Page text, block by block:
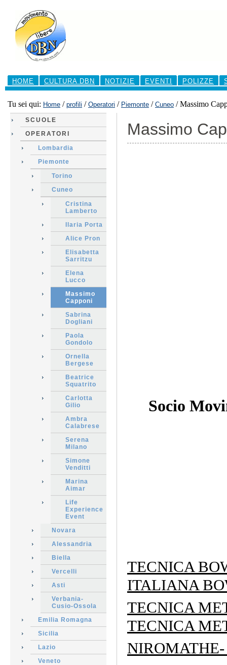
contenuti.
navigazione
Sezioni
HOME
CULTURA DBN NOTIZIE EVENTI POLIZZE
Tu sei qui: Home / profili / Operatori / Piemonte / Cuneo /Massimo
SCUOLE
OPERATORI
Lombardia
Piemonte
Torino
Cuneo
Cristina
Lamberto
Ilaria Porta
Alice Pron
Elisabetta
Sarritzu
Elena
Lucco
Massimo
Capponi
Sabrina
Dogliani
Paola
Gondolo
Ornella
Bergese
Beatrice
Squatrito
Carlotta
Gilio
Ambra
Calabrese
Serena
Milano
Simone
Venditti
Marina
Aimar
Life
Experience
Event
Novara
Alessandria
Biella
Vercelli
Asti
Verbania-
Cusio-Ossola
Emilia Romagna
Sicilia
Lazio
Veneto
Massimo
Socio
TECNICA
ITALIANA
TECNICA
TECNICA